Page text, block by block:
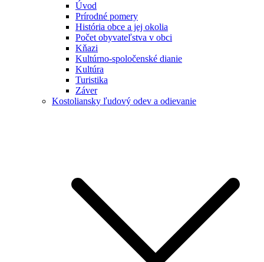
Úvod
Prírodné pomery
História obce a jej okolia
Počet obyvateľstva v obci
Kňazi
Kultúrno-spoločenské dianie
Kultúra
Turistika
Záver
Kostoliansky ľudový odev a odievanie